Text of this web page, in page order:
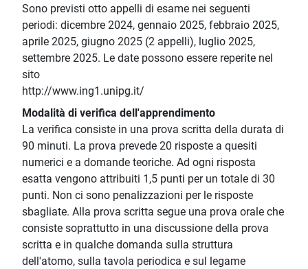
Sono previsti otto appelli di esame nei seguenti
periodi: dicembre 2024, gennaio 2025, febbraio 2025,
aprile 2025, giugno 2025 (2 appelli), luglio 2025,
settembre 2025. Le date possono essere reperite nel
sito
http://www.ing1.unipg.it/
Modalità di verifica dell'apprendimento
La verifica consiste in una prova scritta della durata di
90 minuti. La prova prevede 20 risposte a quesiti
numerici e a domande teoriche. Ad ogni risposta
esatta vengono attribuiti 1,5 punti per un totale di 30
punti. Non ci sono penalizzazioni per le risposte
sbagliate. Alla prova scritta segue una prova orale che
consiste soprattutto in una discussione della prova
scritta e in qualche domanda sulla struttura
dell'atomo, sulla tavola periodica e sul legame